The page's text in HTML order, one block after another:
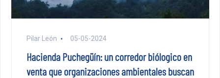
Pilar León 05-05-2024
Hacienda Puchegüín: un corredor biólogico en
venta que organizaciones ambientales buscan